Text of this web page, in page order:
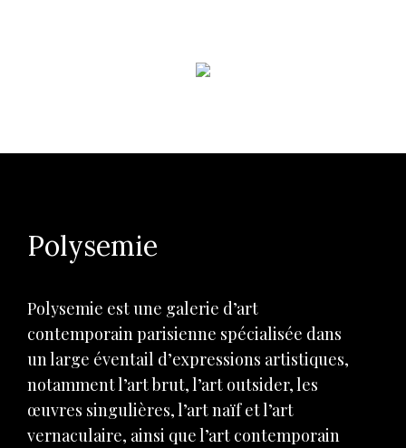
Polysemie
Polysemie est une galerie d’art
contemporain parisienne spécialisée dans
un large éventail d’expressions artistiques,
notamment l’art brut, l’art outsider, les
œuvres singulières, l’art naïf et l’art
vernaculaire, ainsi que l’art contemporain